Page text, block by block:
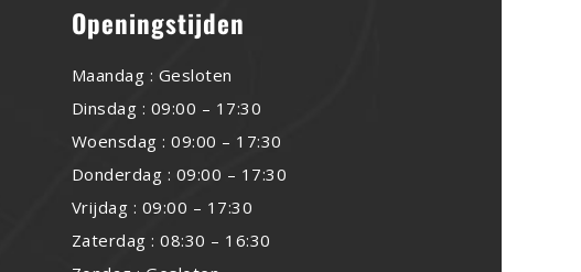
Openingstijden
Maandag : Gesloten
Dinsdag : 09:00 – 17:30
Woensdag : 09:00 – 17:30
Donderdag : 09:00 – 17:30
Vrijdag : 09:00 – 17:30
Zaterdag : 08:30 – 16:30